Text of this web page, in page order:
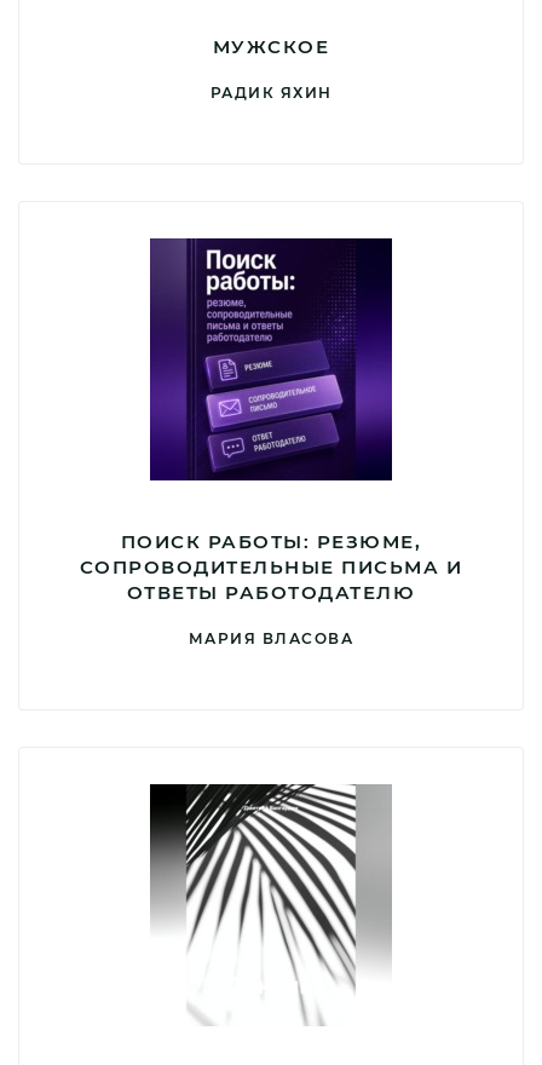
МУЖСКОЕ
РАДИК ЯХИН
ПОИСК РАБОТЫ: РЕЗЮМЕ,
СОПРОВОДИТЕЛЬНЫЕ ПИСЬМА И
ОТВЕТЫ РАБОТОДАТЕЛЮ
МАРИЯ ВЛАСОВА